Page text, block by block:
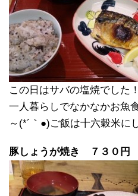
この日はサバの塩焼でした
一人暮らしでなかなかお魚
～(*´｀●)ご飯は十六穀米に
豚しょうが焼き ７３０円